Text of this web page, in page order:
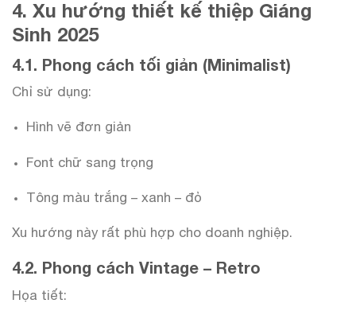
4. Xu hướng thiết kế thiệp Giáng
Sinh 2025
4.1. Phong cách tối giản (Minimalist)
Chỉ sử dụng:
Hình vẽ đơn giản
Font chữ sang trọng
Tông màu trắng – xanh – đỏ
Xu hướng này rất phù hợp cho doanh nghiệp.
4.2. Phong cách Vintage – Retro
Họa tiết: